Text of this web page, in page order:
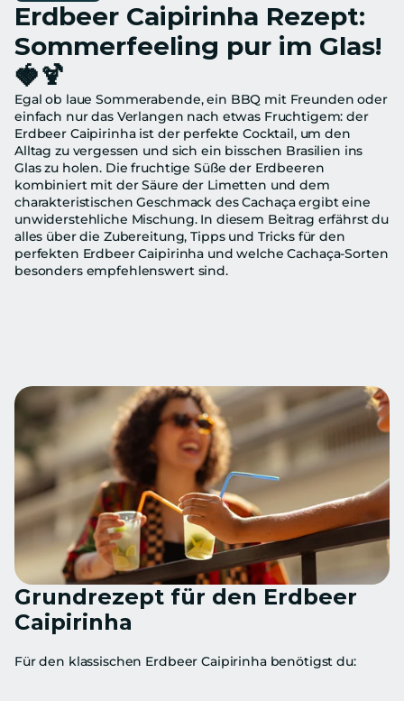
Erdbeer Caipirinha Rezept:
Sommerfeeling pur im Glas!
🍓🍹
Egal ob laue Sommerabende, ein BBQ mit Freunden oder
einfach nur das Verlangen nach etwas Fruchtigem: der
Erdbeer Caipirinha ist der perfekte Cocktail, um den
Alltag zu vergessen und sich ein bisschen Brasilien ins
Glas zu holen. Die fruchtige Süße der Erdbeeren
kombiniert mit der Säure der Limetten und dem
charakteristischen Geschmack des Cachaça ergibt eine
unwiderstehliche Mischung. In diesem Beitrag erfährst du
alles über die Zubereitung, Tipps und Tricks für den
perfekten Erdbeer Caipirinha und welche Cachaça-Sorten
besonders empfehlenswert sind.
Grundrezept für den Erdbeer
Caipirinha
Für den klassischen Erdbeer Caipirinha benötigst du: